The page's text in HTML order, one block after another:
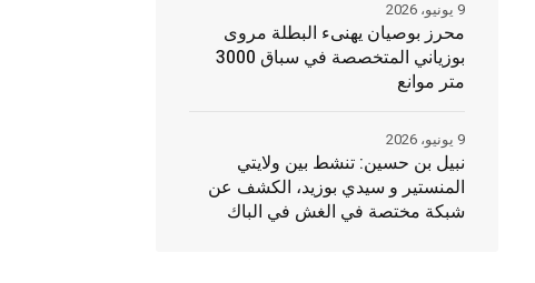
محرز بوصيان يهنىء البطلة مروى
بوزياني المتخصصة في سباق 3000
متر موانع
9 يونيو، 2026
نبيل بن حسين: تنشط بين ولايتي
المنستير و سيدي بوزيد، الكشف عن
شبكة مختصة في الغش في الباك
9 يونيو، 2026